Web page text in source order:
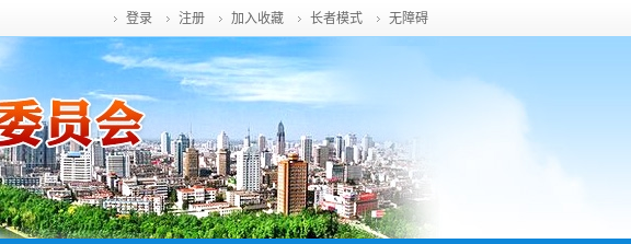
登录 注册 加入收藏 长者模式 无障碍